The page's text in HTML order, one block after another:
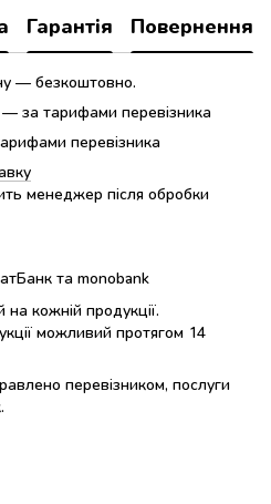
Гарантія Повернення
— безкоштовно.
за тарифами перевізника
перевізника
менеджер після обробки
та monobank
на кожній продукції.
можливий протягом 14
перевізником, послуги